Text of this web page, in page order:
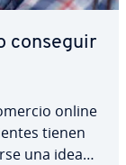
conseguir
online
tienen
una idea